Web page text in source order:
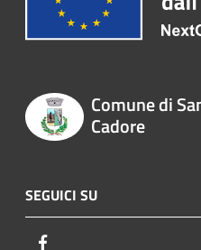
Comune di
Cadore
SEGUICI SU